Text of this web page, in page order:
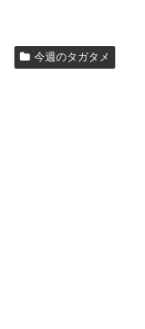
今週のタガタメ